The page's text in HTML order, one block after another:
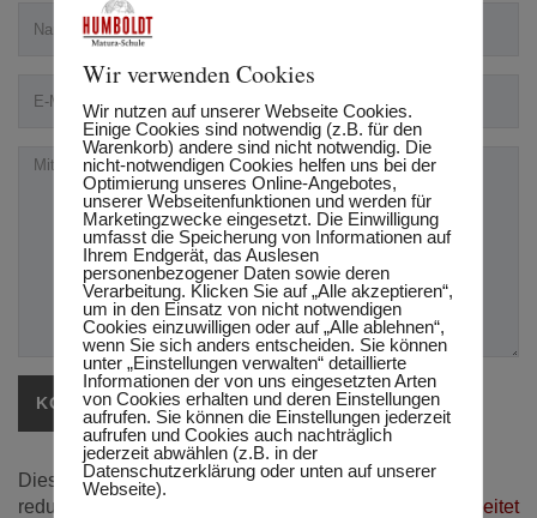
Diese Website verwendet Akismet, um Spam zu
reduzieren.
Erfahre, wie deine Kommentardaten verarbeitet
Wir verwenden Cookies
Wir nutzen auf unserer Webseite Cookies.
Einige Cookies sind notwendig (z.B. für den
Warenkorb) andere sind nicht notwendig. Die
nicht-notwendigen Cookies helfen uns bei der
Optimierung unseres Online-Angebotes,
unserer Webseitenfunktionen und werden für
Marketingzwecke eingesetzt. Die Einwilligung
umfasst die Speicherung von Informationen auf
Ihrem Endgerät, das Auslesen
personenbezogener Daten sowie deren
Verarbeitung. Klicken Sie auf „Alle akzeptieren“,
um in den Einsatz von nicht notwendigen
Cookies einzuwilligen oder auf „Alle ablehnen“,
wenn Sie sich anders entscheiden. Sie können
unter „Einstellungen verwalten“ detaillierte
Informationen der von uns eingesetzten Arten
von Cookies erhalten und deren Einstellungen
aufrufen. Sie können die Einstellungen jederzeit
aufrufen und Cookies auch nachträglich
jederzeit abwählen (z.B. in der
Datenschutzerklärung oder unten auf unserer
Webseite).